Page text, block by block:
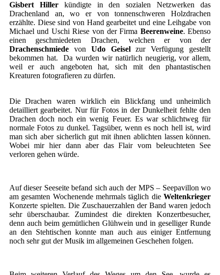
Gisbert Hillerkündigte in den sozialen Netzwerken das
Drachenland an, wo er von tonnenschweren Holzdrachen
erzählte. Diese sind von Hand gearbeitet und eine Leihgabe von
Michael und Uschi Riese von der Firma Beerenweine. Ebenso
einen geschmiedeten Drachen, welchen er von der
Drachenschmiede von Udo Geiselzur Verfügung gestellt
bekommen hat. Da wurden wir natürlich neugierig, vor allem,
weil er auch angeboten hat, sich mit den phantastischen
Kreaturen fotografieren zu dürfen.
Die Drachen waren wirklich ein Blickfang und unheimlich
detailliert gearbeitet. Nur für Fotos in der Dunkelheit fehlte den
Drachen doch noch ein wenig Feuer. Es war schlichtweg für
normale Fotos zu dunkel. Tagsüber, wenn es noch hell ist, wird
man sich aber sicherlich gut mit ihnen ablichten lassen können.
Wobei mir hier dann aber das Flair vom beleuchteten See
verloren gehen würde.
Auf dieser Seeseite befand sich auch der MPS – Seepavillon wo
am gesamten Wochenende mehrmals täglich dieWeltenkrieger
Konzerte spielten. Die Zuschauerzahlen der Band waren jedoch
sehr überschaubar. Zumindest die direkten Konzertbesucher,
denn auch beim gemütlichen Glühwein und in geselliger Runde
an den Stehtischen konnte man auch aus einiger Entfernung
noch sehr gut der Musik im allgemeinen Geschehen folgen.